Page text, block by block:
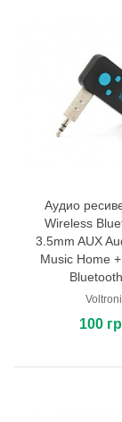
Аудио
Wireless
3.5mm AUX
Music Home
100